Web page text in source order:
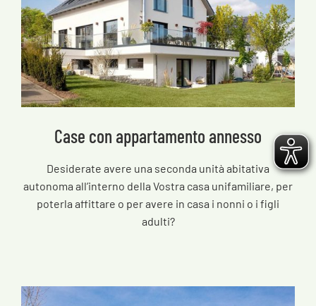
Case con appartamento annesso
Desiderate avere una seconda unità abitativa
autonoma all’interno della Vostra casa unifamiliare, per
poterla affittare o per avere in casa i nonni o i figli
adulti?